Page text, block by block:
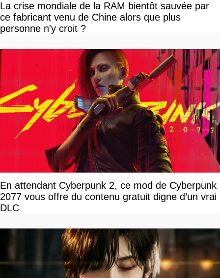
La crise mondiale de la RAM bientôt sauvée par
ce fabricant venu de Chine alors que plus
personne n'y croit ?
En attendant Cyberpunk 2, ce mod de Cyberpunk
2077 vous offre du contenu gratuit digne d’un vrai
DLC